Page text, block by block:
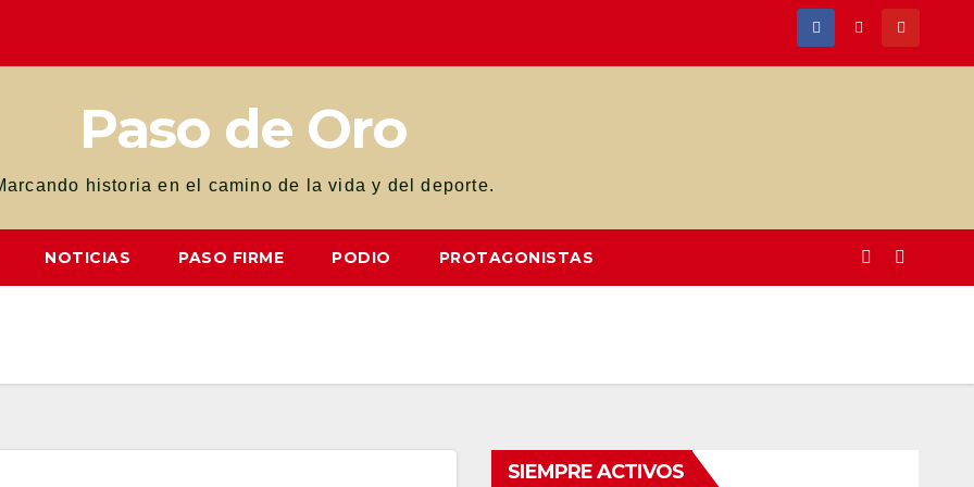
Paso de Oro
historia en el camino de la vida y del deporte.
NOTICIAS PASO FIRME PODIO PROTAGONISTAS
SIEMPRE ACTIVOS